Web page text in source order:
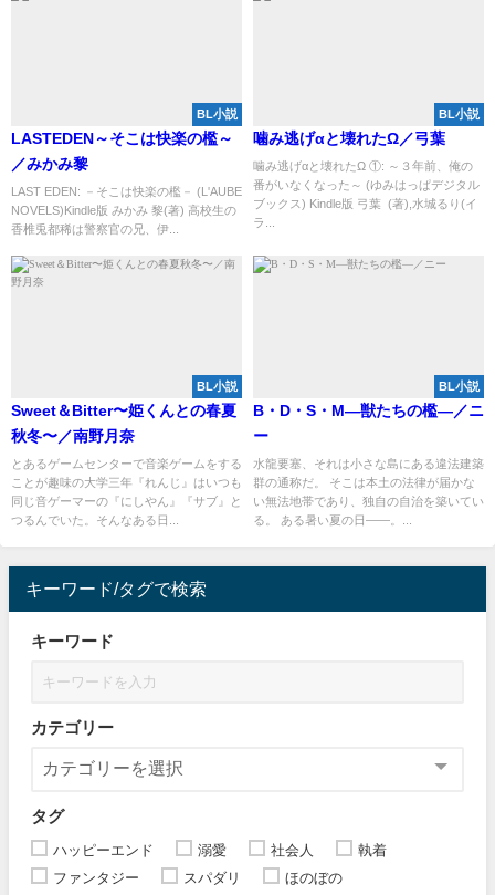
BL小説
LASTEDEN～そこは快楽の檻～
／みかみ黎
LAST EDEN: －そこは快楽の檻－ (L'AUBE
NOVELS)Kindle版 みかみ 黎(著) 高校生の
香椎兎都稀は警察官の兄、伊...
BL小説
噛み逃げαと壊れたΩ／弓葉
噛み逃げαと壊れたΩ ①: ～３年前、俺の
番がいなくなった～ (ゆみはっぱデジタル
ブックス) Kindle版 弓葉 (著),水城るり(イ
ラ...
BL小説
Sweet＆Bitter〜姫くんとの春夏
秋冬〜／南野月奈
とあるゲームセンターで音楽ゲームをする
ことが趣味の大学三年『れんじ』はいつも
同じ音ゲーマーの『にしやん』『サブ』と
つるんでいた。そんなある日...
BL小説
B・D・S・M―獣たちの檻―／ニ
ー
水龍要塞、それは小さな島にある違法建築
群の通称だ。 そこは本土の法律が届かな
い無法地帯であり、独自の自治を築いてい
る。 ある暑い夏の日――。...
キーワード/タグで検索
キーワード
カテゴリー
タグ
ハッピーエンド 溺愛 社会人
執着
ファンタジー
スパダリ
ほのぼの